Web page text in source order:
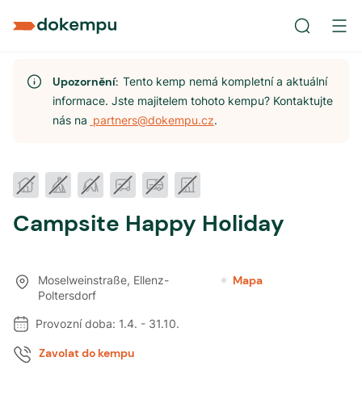
Upozornění:Tento kemp nemá kompletní a aktuální
informace. Jste majitelem tohoto kempu? Kontaktujte
nás na partners@dokempu.cz.
Campsite Happy Holiday
Moselweinstraße, Ellenz-
Poltersdorf
Mapa
Provozní doba: 1.4. - 31.10.
Zavolat do kempu